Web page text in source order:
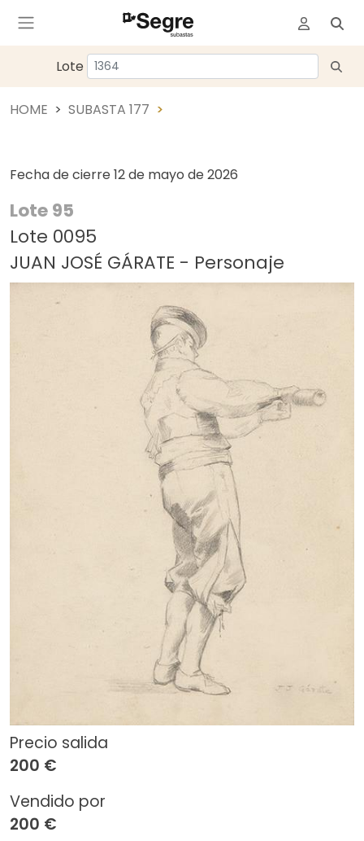
Lote
HOME SUBASTA 177
Fecha de cierre 12 de mayo de 2026
Lote 95
Lote 0095
JUAN JOSÉ GÁRATE - Personaje
Precio salida
200 €
Vendido por
200 €